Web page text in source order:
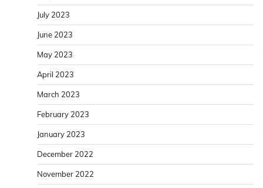
July 2023
June 2023
May 2023
April 2023
March 2023
February 2023
January 2023
December 2022
November 2022